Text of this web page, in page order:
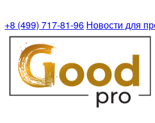
+8 (499) 717-81-96 Новости для